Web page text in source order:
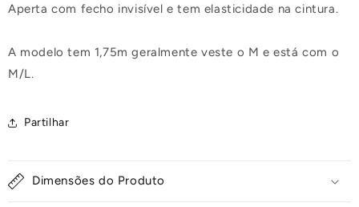
Aperta com fecho invisível e tem elasticidade na cintura.
A modelo tem 1,75m geralmente veste o M e está com o
M/L.
Partilhar
Dimensões do Produto